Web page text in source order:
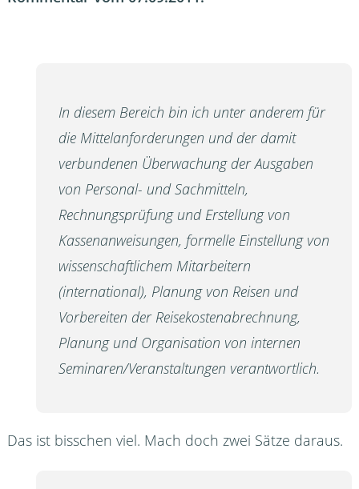
In diesem Bereich bin ich unter anderem für
die Mittelanforderungen und der damit
verbundenen Überwachung der Ausgaben
von Personal- und Sachmitteln,
Rechnungsprüfung und Erstellung von
Kassenanweisungen, formelle Einstellung von
wissenschaftlichem Mitarbeitern
(international), Planung von Reisen und
Vorbereiten der Reisekostenabrechnung,
Planung und Organisation von internen
Seminaren/Veranstaltungen verantwortlich.
Das ist bisschen viel. Mach doch zwei Sätze daraus.